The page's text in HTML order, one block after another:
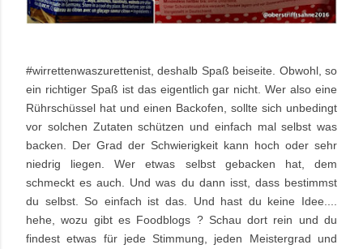
#wirrettenwaszurettenist, deshalb Spaß beiseite. Obwohl, so
ein richtiger Spaß ist das eigentlich gar nicht. Wer also eine
Rührschüssel hat und einen Backofen, sollte sich unbedingt
vor solchen Zutaten schützen und einfach mal selbst was
backen. Der Grad der Schwierigkeit kann hoch oder sehr
niedrig liegen. Wer etwas selbst gebacken hat, dem
schmeckt es auch. Und was du dann isst, dass bestimmst
du selbst. So einfach ist das. Und hast du keine Idee....
hehe, wozu gibt es Foodblogs ? Schau dort rein und du
findest etwas für jede Stimmung, jeden Meistergrad und